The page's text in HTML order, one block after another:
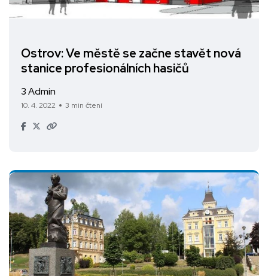
Ostrov: Ve městě se začne stavět nová
stanice profesionálních hasičů
3 Admin
10. 4. 2022 3 min čtení